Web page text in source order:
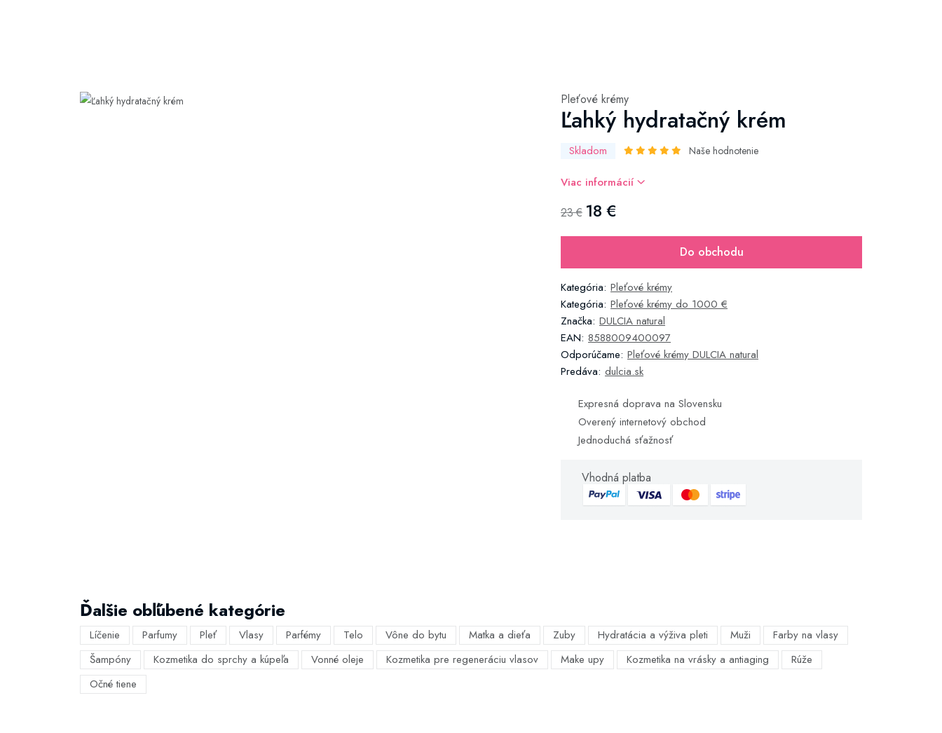
Pleťové krémy
Ľahký hydratačný krém
Skladom Naše hodnotenie
Viac informácií
23 € 18 €
Do obchodu
Kategória: Pleťové krémy
Kategória: Pleťové krémy do 1000 €
Značka: DULCIA natural
EAN: 8588009400097
Odporúčame: Pleťové krémy DULCIA natural
Predáva: dulcia.sk
Expresná doprava na Slovensku
Overený internetový obchod
Jednoduchá sťažnosť
Vhodná platba
Ďalšie obľúbené kategórie
Líčenie Parfumy Pleť Vlasy Parfémy Telo Vône do bytu Matka a dieťa Zuby Hydratácia a výživa pleti Muži
Farby na vlasy
Šampóny
Kozmetika do sprchy a kúpeľa Vonné oleje Kozmetika pre regeneráciu vlasov Make upy Kozmetika na vrásky a antiaging
Rúže
Očné tiene